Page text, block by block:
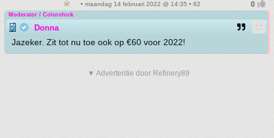
• maandag 14 februari 2022 @ 14:35 • 62
Moderator / Colorchick
Donna
Jazeker. Zit tot nu toe ook op €60 voor 2022!
▼ Advertentie door Refinery89